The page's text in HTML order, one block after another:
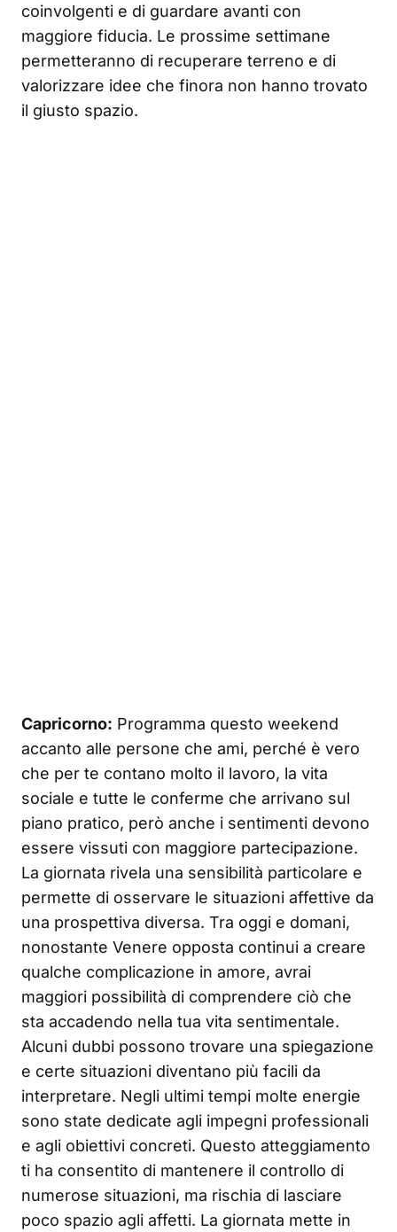
coinvolgenti e di guardare avanti con
maggiore fiducia. Le prossime settimane
permetteranno di recuperare terreno e di
valorizzare idee che finora non hanno trovato
il giusto spazio.
Capricorno: Programma questo weekend
accanto alle persone che ami, perché è vero
che per te contano molto il lavoro, la vita
sociale e tutte le conferme che arrivano sul
piano pratico, però anche i sentimenti devono
essere vissuti con maggiore partecipazione.
La giornata rivela una sensibilità particolare e
permette di osservare le situazioni affettive da
una prospettiva diversa. Tra oggi e domani,
nonostante Venere opposta continui a creare
qualche complicazione in amore, avrai
maggiori possibilità di comprendere ciò che
sta accadendo nella tua vita sentimentale.
Alcuni dubbi possono trovare una spiegazione
e certe situazioni diventano più facili da
interpretare. Negli ultimi tempi molte energie
sono state dedicate agli impegni professionali
e agli obiettivi concreti. Questo atteggiamento
ti ha consentito di mantenere il controllo di
numerose situazioni, ma rischia di lasciare
poco spazio agli affetti. La giornata mette in